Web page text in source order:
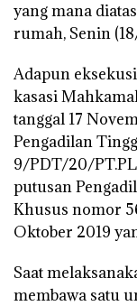
yang mana
rumah, Senin
Adapun
kasasi
tanggal 17
Pengadilan
9/PDT/20/
putusan
Khusus nomor
Oktober 2019
Saat
membawa satu